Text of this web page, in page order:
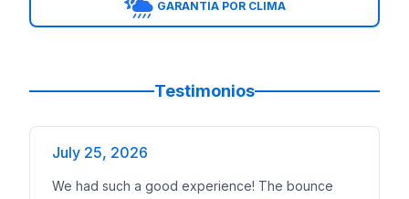
GARANTÍA POR CLIMA
Testimonios
July 25, 2026
We had such a good experience! The bounce